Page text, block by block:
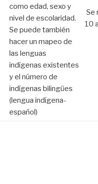
como edad, sexo y
nivel de escolaridad.
Se puede también
hacer un mapeo de
las lenguas
indígenas existentes
y el número de
indígenas bilingües
(lengua indígena-
español)
Se
10